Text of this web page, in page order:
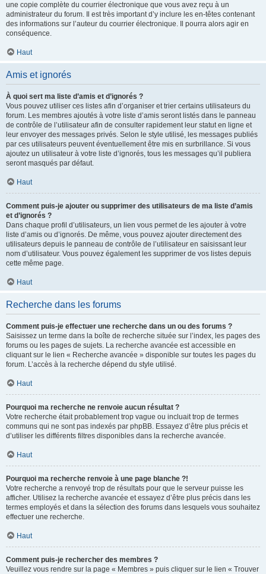
une copie complète du courrier électronique que vous avez reçu à un
administrateur du forum. Il est très important d’y inclure les en-têtes contenant
des informations sur l’auteur du courrier électronique. Il pourra alors agir en
conséquence.
Haut
Amis et ignorés
À quoi sert ma liste d’amis et d’ignorés ?
Vous pouvez utiliser ces listes afin d’organiser et trier certains utilisateurs du
forum. Les membres ajoutés à votre liste d’amis seront listés dans le panneau
de contrôle de l’utilisateur afin de consulter rapidement leur statut en ligne et
leur envoyer des messages privés. Selon le style utilisé, les messages publiés
par ces utilisateurs peuvent éventuellement être mis en surbrillance. Si vous
ajoutez un utilisateur à votre liste d’ignorés, tous les messages qu’il publiera
seront masqués par défaut.
Haut
Comment puis-je ajouter ou supprimer des utilisateurs de ma liste d’amis
et d’ignorés ?
Dans chaque profil d’utilisateurs, un lien vous permet de les ajouter à votre
liste d’amis ou d’ignorés. De même, vous pouvez ajouter directement des
utilisateurs depuis le panneau de contrôle de l’utilisateur en saisissant leur
nom d’utilisateur. Vous pouvez également les supprimer de vos listes depuis
cette même page.
Haut
Recherche dans les forums
Comment puis-je effectuer une recherche dans un ou des forums ?
Saisissez un terme dans la boîte de recherche située sur l’index, les pages des
forums ou les pages de sujets. La recherche avancée est accessible en
cliquant sur le lien « Recherche avancée » disponible sur toutes les pages du
forum. L’accès à la recherche dépend du style utilisé.
Haut
Pourquoi ma recherche ne renvoie aucun résultat ?
Votre recherche était probablement trop vague ou incluait trop de termes
communs qui ne sont pas indexés par phpBB. Essayez d’être plus précis et
d’utiliser les différents filtres disponibles dans la recherche avancée.
Haut
Pourquoi ma recherche renvoie à une page blanche ?!
Votre recherche a renvoyé trop de résultats pour que le serveur puisse les
afficher. Utilisez la recherche avancée et essayez d’être plus précis dans les
termes employés et dans la sélection des forums dans lesquels vous souhaitez
effectuer une recherche.
Haut
Comment puis-je rechercher des membres ?
Veuillez vous rendre sur la page « Membres » puis cliquer sur le lien « Trouver